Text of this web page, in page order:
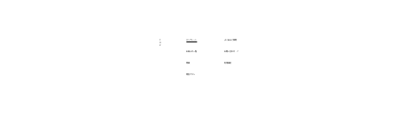
T
O
P
​テンプレート
​お知らせ一覧
​特徴
​特別プラン
​よくあるご質問
​お問い合わせ ↗︎
​利用規約